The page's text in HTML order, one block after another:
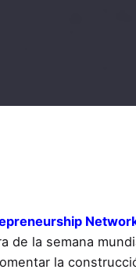
de la semana
la